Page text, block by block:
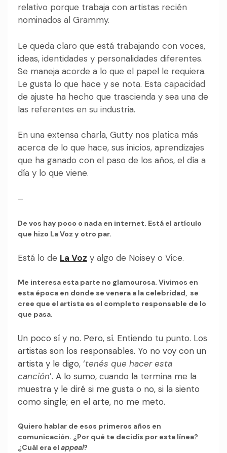
relativo porque trabaja con artistas recién
nominados al Grammy.
Le queda claro que está trabajando con voces,
ideas, identidades y personalidades diferentes.
Se maneja acorde a lo que el papel le requiera.
Le gusta lo que hace y se nota. Esta capacidad
de ajuste ha hecho que trascienda y sea una de
las referentes en su industria.
En una extensa charla, Gutty nos platica más
acerca de lo que hace, sus inicios, aprendizajes
que ha ganado con el paso de los años, el día a
día y lo que viene.
–
De vos hay poco o nada en internet. Está el artículo
que hizo La Voz y otro par.
Está lo de La Voz y algo de Noisey o Vice.
Me interesa esta parte no glamourosa. Vivimos en
esta época en donde se venera a la celebridad, se
cree que el artista es el completo responsable de lo
que pasa.
Un poco sí y no. Pero, sí. Entiendo tu punto. Los
artistas son los responsables. Yo no voy con un
artista y le digo, ‘tenés que hacer esta
canción’. A lo sumo, cuando la termina me la
muestra y le diré si me gusta o no, si la siento
como single; en el arte, no me meto.
Quiero hablar de esos primeros años en
comunicación. ¿Por qué te decidís por esta línea?
¿Cuál era el appeal?